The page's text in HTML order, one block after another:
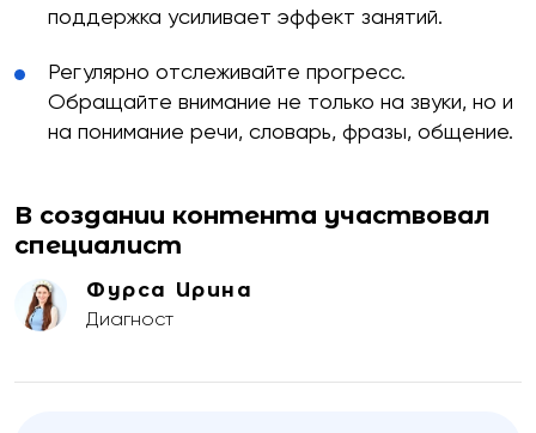
поддержка усиливает эффект занятий.
Регулярно отслеживайте прогресс.
Обращайте внимание не только на звуки, но и
на понимание речи, словарь, фразы, общение.
В создании контента участвовал
специалист
Фурса Ирина
Диагност